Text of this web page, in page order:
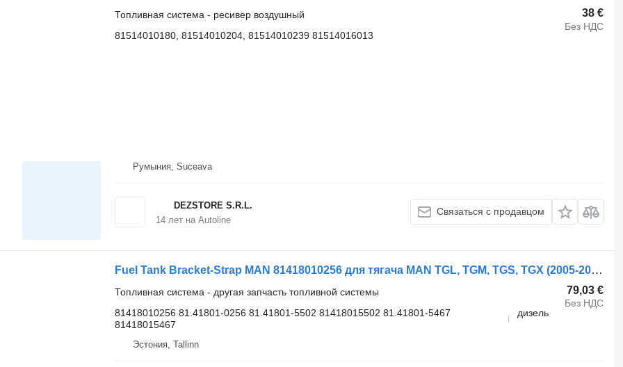
38 €
Без НДС
Топливная система - ресивер воздушный
81514010180, 81514010204, 81514010239 81514016013
Румыния, Suceava
DEZSTORE S.R.L.
14лет на Autoline
Связаться с продавцом
Fuel Tank Bracket-Strap MAN 81418010256 для тягача MAN TGL, TGM, TGS, TGX (2005-2021)
79,03 €
Без НДС
Топливная система - другая запчасть топливной системы
81418010256 81.41801-0256 81.41801-5502 81418015502 81.41801-5467
81418015467
дизель
Эстония, Tallinn